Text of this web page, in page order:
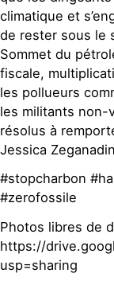
climatique et
de rester sous le
Sommet du
fiscale,
les pollueurs
les militants non-
résolus à
Jessica
#stopcharbon
#zerofossile
Photos libres de
https://
usp=sharing